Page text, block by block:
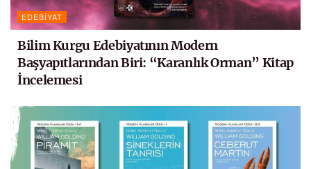
EDEBIYAT
Bilim Kurgu Edebiyatının Modern
Başyapıtlarından Biri: “Karanlık Orman” Kitap
İncelemesi